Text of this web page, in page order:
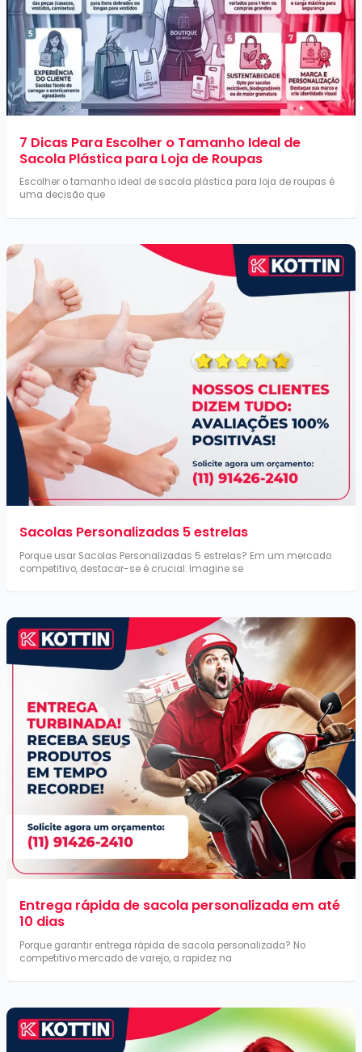
7 Dicas Para Escolher o Tamanho Ideal de
Sacola Plástica para Loja de Roupas
Escolher o tamanho ideal de sacola plástica para loja de roupas é
uma decisão que
Sacolas Personalizadas 5 estrelas
Porque usar Sacolas Personalizadas 5 estrelas? Em um mercado
competitivo, destacar-se é crucial. Imagine se
Entrega rápida de sacola personalizada em até
10 dias
Porque garantir entrega rápida de sacola personalizada? No
competitivo mercado de varejo, a rapidez na